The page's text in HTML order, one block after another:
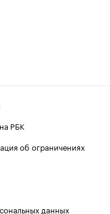
РБК
об ограничениях
данных